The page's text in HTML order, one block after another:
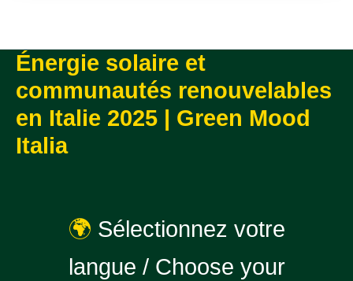
Énergie solaire et
communautés renouvelables
en Italie 2025 | Green Mood
Italia
🌍 Sélectionnez votre
langue / Choose your